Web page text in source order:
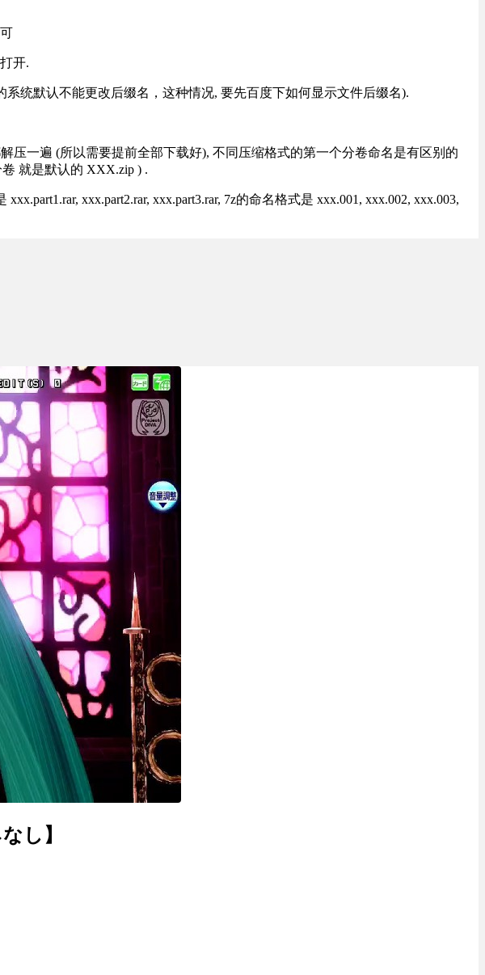
开.
统默认不能更改后缀名，这种情况, 要先百度下如何显示文件后缀名).
压一遍 (所以需要提前全部下载好), 不同压缩格式的第一个分卷命名是有区别的
就是默认的 XXX.zip ) .
xxx.part2.rar, xxx.part3.rar, 7z的命名格式是 xxx.001, xxx.002, xxx.003,
し】